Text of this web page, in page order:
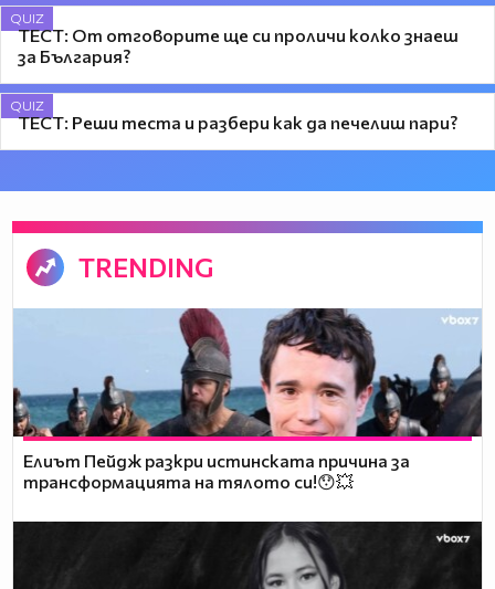
QUIZ
ТЕСТ: От отговорите ще си проличи колко знаеш
за България?
QUIZ
ТЕСТ: Реши теста и разбери как да печелиш пари?
TRENDING
Елиът Пейдж разкри истинската причина за
трансформацията на тялото си!😯💥